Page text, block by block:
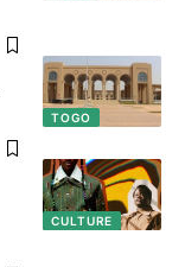
TOGO
CULTURE